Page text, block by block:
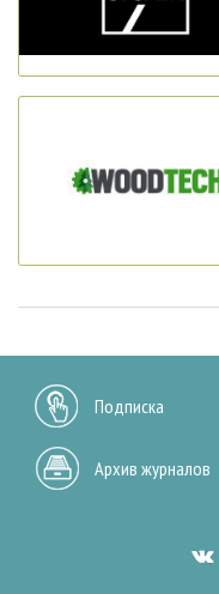
Подписка
Архив журналов